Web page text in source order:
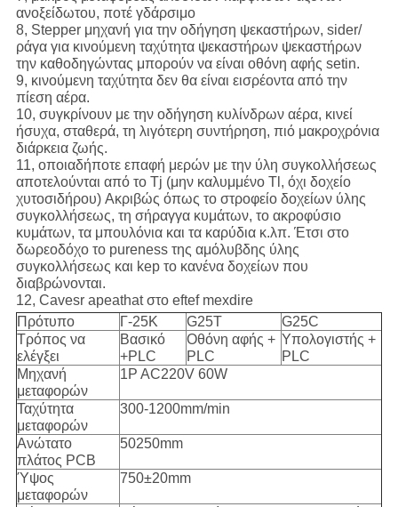
ανοξείδωτου, ποτέ γδάρσιμο
8, Stepper μηχανή για την οδήγηση ψεκαστήρων, sider/
ράγα για κινούμενη ταχύτητα ψεκαστήρων ψεκαστήρων
την καθοδηγώντας μπορούν να είναι οθόνη αφής setin.
9, κινούμενη ταχύτητα δεν θα είναι εισρέοντα από την
πίεση αέρα.
10, συγκρίνουν με την οδήγηση κυλίνδρων αέρα, κινεί
ήσυχα, σταθερά, τη λιγότερη συντήρηση, πιό μακροχρόνια
διάρκεια ζωής.
11, οποιαδήποτε επαφή μερών με την ύλη συγκολλήσεως
αποτελούνται από το Tj (μην καλυμμένο Tl, όχι δοχείο
χυτοσιδήρου) Ακριβώς όπως το στροφείο δοχείων ύλης
συγκολλήσεως, τη σήραγγα κυμάτων, το ακροφύσιο
κυμάτων, τα μπουλόνια και τα καρύδια κ.λπ. Έτσι στο
δωρεοδόχο το pureness της αμόλυβδης ύλης
συγκολλήσεως και kep το κανένα δοχείων που
διαβρώνονται.
12, Cavesr apeathat στο eftef mexdire
Πρότυπο
Γ-25K G25T
G25C
Τρόπος να
ελέγξει
Βασικό
+PLC
Οθόνη αφής +
PLC
Υπολογιστής +
PLC
Μηχανή
μεταφορών
1P AC220V 60W
Ταχύτητα
μεταφορών
300-1200mm/min
Ανώτατο
πλάτος PCB
50250mm
Ύψος
μεταφορών
750±20mm